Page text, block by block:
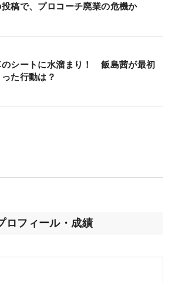
稿で、プロコーチ廃業の危機か
のシートに水溜まり！ 飯島茜が最初
た行動は？
ロフィール・成績